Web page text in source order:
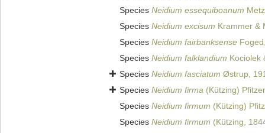
Species Neidium essequiboanum
Species Neidium excisum Krammer &
Species Neidium fairbanksense
Species Neidium falklandium Kociolek
Species Neidium fasciatum Østrup,
Species Neidium firma (Kützing)
Species Neidium firmum (Kützing)
Species Neidium firmum (Kützing,